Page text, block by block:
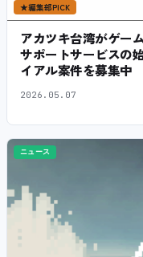
★編集部PICK
アカツキ台湾がゲー
サポートサービスの
イアル案件を募集中
2026.05.07
ニュース